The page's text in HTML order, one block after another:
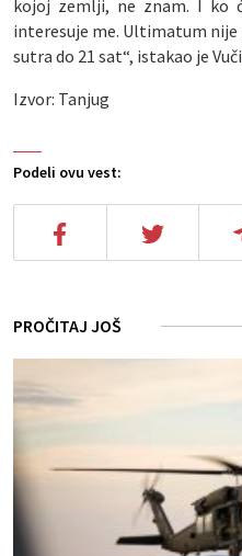
Podeli ovu vest:
kojoj zemlji, ne znam. I ko
interesuje me. Ultimatum nije
sutra do 21 sat“, istakao je
Izvor: Tanjug
PROČITAJ JOŠ